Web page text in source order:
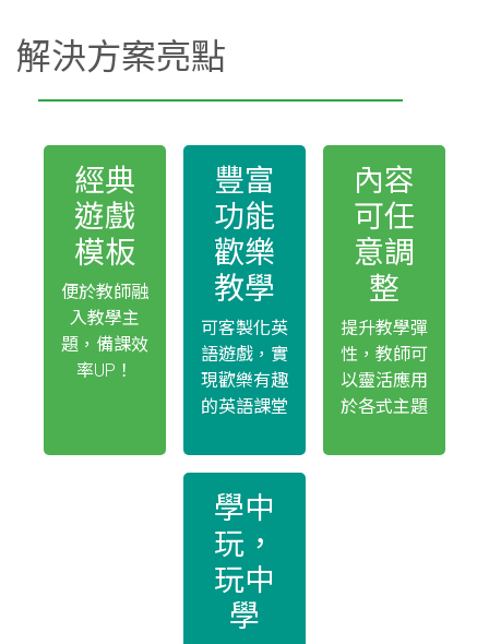
解決方案亮點
經典
遊戲
模板
便於教師融
入教學主
題，備課效
率UP！
豐富
功能
歡樂
教學
可客製化英
語遊戲，實
現歡樂有趣
的英語課堂
內容
可任
意調
整
提升教學彈
性，教師可
以靈活應用
於各式主題
學中
玩，
玩中
學